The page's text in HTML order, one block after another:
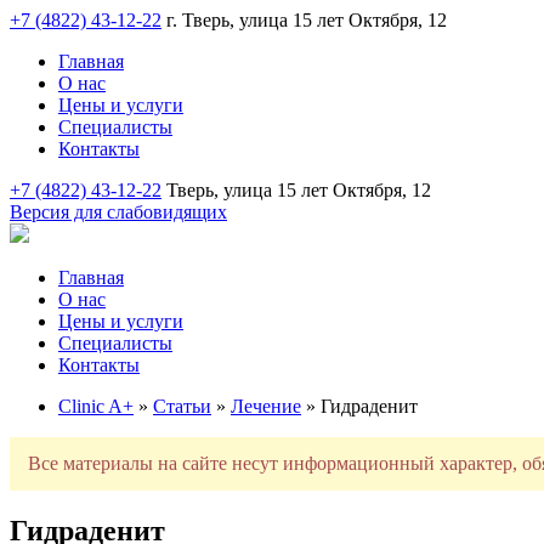
+7 (4822) 43-12-22 г. Тверь, улица 15 лет Октября, 12
Главная
О нас
Цены и услуги
Специалисты
Контакты
+7 (4822) 43-12-22 Тверь, улица 15 лет Октября, 12
Версия для слабовидящих
Главная
О нас
Цены и услуги
Специалисты
Контакты
Clinic A+ » Статьи » Лечение » Гидраденит
Все материалы на сайте несут информационный характер,
Гидраденит